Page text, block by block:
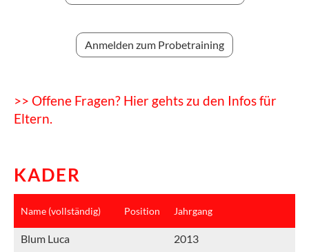
Anmelden zum Probetraining
>> Offene Fragen? Hier gehts zu den Infos für
Eltern.
KADER
Name (vollständig) Position Jahrgang
Blum Luca
2013